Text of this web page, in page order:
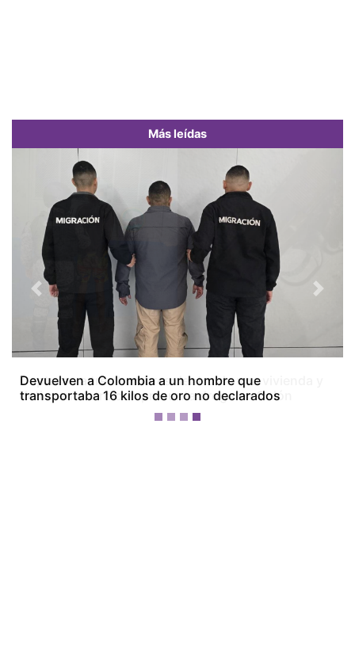
Más leídas
Capturan a tres hombres dentro de una vivienda y
detienen a otro con presunta droga en Colón
Previous Next